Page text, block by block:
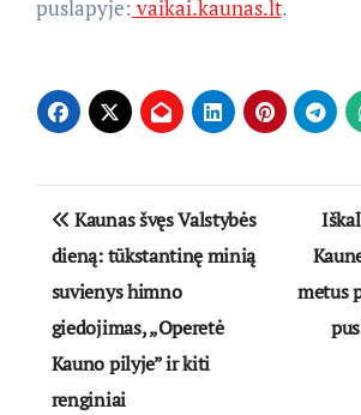
puslapyje: vaikai.kaunas.lt.
Navigacija
tarp
įrašų
Kaunas švęs Valstybės
dieną: tūkstantinę minią
suvienys himno
giedojimas, „Operetė
Kauno pilyje” ir kiti
renginiai
metus